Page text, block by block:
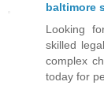
baltimore
Looking
skilled
complex
today for